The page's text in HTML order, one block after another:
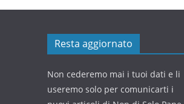
Resta aggiornato
Non cederemo mai i tuoi dati e li
useremo solo per comunicarti i